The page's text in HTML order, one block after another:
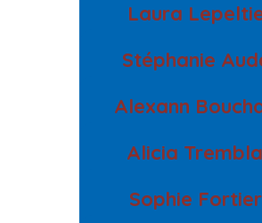
Laura
animatrice
Stéphanie
Alexann
animatrice
Alicia
animatrice
Sophie